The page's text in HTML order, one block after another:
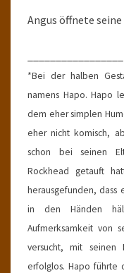
Angus öffnete seine
*Bei der halben
namens Hapo. Hapo
dem eher simplen
eher nicht komisch,
schon bei seinen
Rockhead getauft
herausgefunden, dass
in den Händen
Aufmerksamkeit von
versucht, mit seinen
erfolglos. Hapo führte